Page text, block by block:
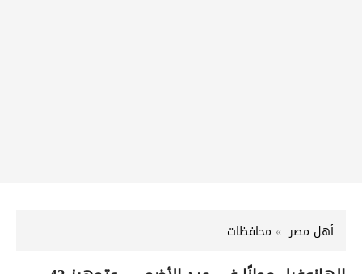
أهل مصر محافظات